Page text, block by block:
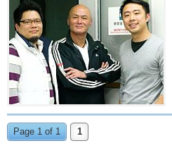
Page 1 of 1 1